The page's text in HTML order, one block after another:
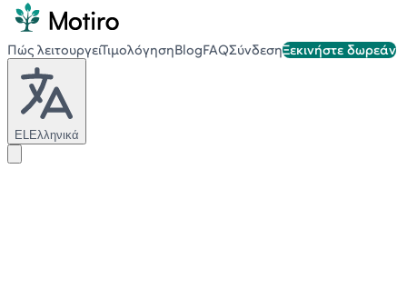
Πώς λειτουργείΤιμολόγησηBlogFAQΣύνδεσηΞεκινήστε δωρεάν
ELΕλληνικά